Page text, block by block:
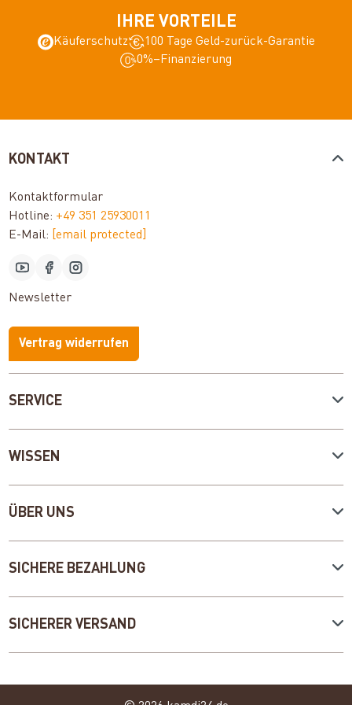
IHRE VORTEILE
Käuferschutz
100 Tage Geld-zurück-Garantie
0%–Finanzierung
SERVICE
WISSEN
ÜBER UNS
KONTAKT
Kontaktformular
Hotline: +49 351 25930011
E-Mail: [email protected]
Newsletter
Vertrag widerrufen
SICHERE BEZAHLUNG
SICHERER VERSAND